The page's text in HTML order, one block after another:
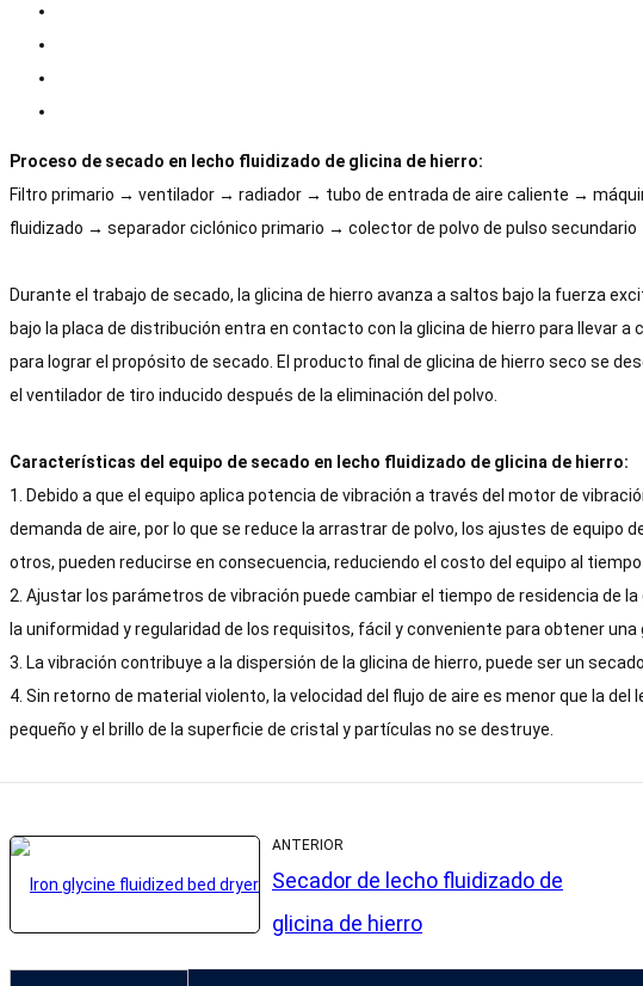
Proceso de secado en lecho fluidizado de glicina de hierro:
Filtro primario → ventilador → radiador → tubo de entrada de aire caliente →
fluidizado → separador ciclónico primario → colector de polvo de pulso
Durante el trabajo de secado, la glicina de hierro avanza a saltos bajo la fuerza
bajo la placa de distribución entra en contacto con la glicina de hierro para llevar
para lograr el propósito de secado. El producto final de glicina de hierro seco se
el ventilador de tiro inducido después de la eliminación del polvo.
Características del equipo de secado en lecho fluidizado de glicina de hierro:
1. Debido a que el equipo aplica potencia de vibración a través del motor de
demanda de aire, por lo que se reduce la arrastrar de polvo, los ajustes de equipo
otros, pueden reducirse en consecuencia, reduciendo el costo del equipo al
2. Ajustar los parámetros de vibración puede cambiar el tiempo de residencia de
la uniformidad y regularidad de los requisitos, fácil y conveniente para obtener
3. La vibración contribuye a la dispersión de la glicina de hierro, puede ser un
4. Sin retorno de material violento, la velocidad del flujo de aire es menor que la
pequeño y el brillo de la superficie de cristal y partículas no se destruye.
ANTERIOR
Secador de lecho fluidizado de
glicina de hierro